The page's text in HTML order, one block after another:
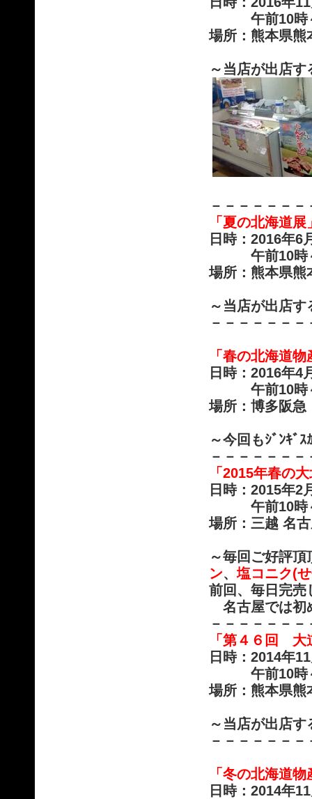
午前10時～
場所：熊本県
～当店が出店
－－－－－－
「夏の北海道
日時：2016年
午前10時～
場所：熊本県
～当店が出店
－－－－－－
「春の北海道
日時：2016年4
午前10時～
場所：博多阪
～今回もｼﾞﾝｷﾞ
－－－－－－
「2015年春の
日時：2015年2
午前10時～
場所：三越 名
～毎回ご好評
ン、塩コニク(
前回、毎日完売
名古屋では初
－－－－－－
「第４６回
日時：2014年
午前10時～
場所：熊本県
～当店が出店
－－－－－－
「冬の北海道
日時：2014年